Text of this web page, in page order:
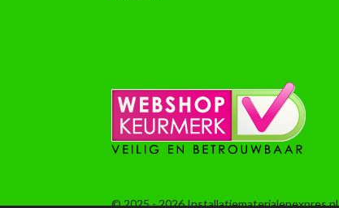
© 2025 - 2026 Installatiematerialenexpres.nl